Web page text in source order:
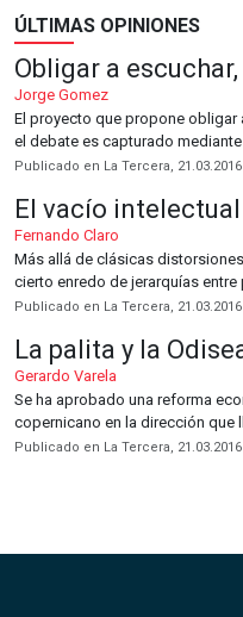
ÚLTIMAS OPINIONES
Obligar a
Jorge Gomez
El proyecto que propone
el debate es capturado
Publicado en La Tercera, 21.03.2016
El vacío
Fernando Claro
Más allá de clásicas
cierto enredo de jerarquías entre
Publicado en La Tercera, 21.03.2016
La palita y la
Gerardo Varela
Se ha aprobado una reforma
copernicano en la dirección que
Publicado en La Tercera, 21.03.2016